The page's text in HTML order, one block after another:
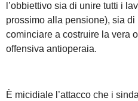
l’obbiettivo sia di unire tutti i
prossimo alla pensione), sia di
cominciare a costruire la vera
offensiva antioperaia.
È micidiale l’attacco che i